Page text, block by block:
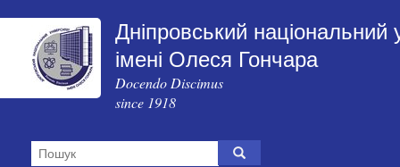
Дніпровський національний
імені Олеся Гончара
Docendo Discimus
since 1918